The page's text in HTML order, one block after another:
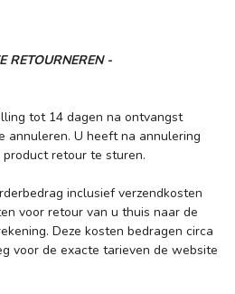
RETOURNEREN -
tot 14 dagen na ontvangst
annuleren. U heeft na annulering
retour te sturen.
inclusief verzendkosten
voor retour van u thuis naar de
Deze kosten bedragen circa
voor de exacte tarieven de website